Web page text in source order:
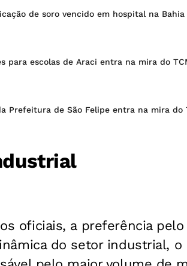
de soro vencido em hospital na Bahia
para escolas de Araci entra na mira do
Prefeitura de São Felipe entra na mira do
oficiais, a preferência
do setor industrial,